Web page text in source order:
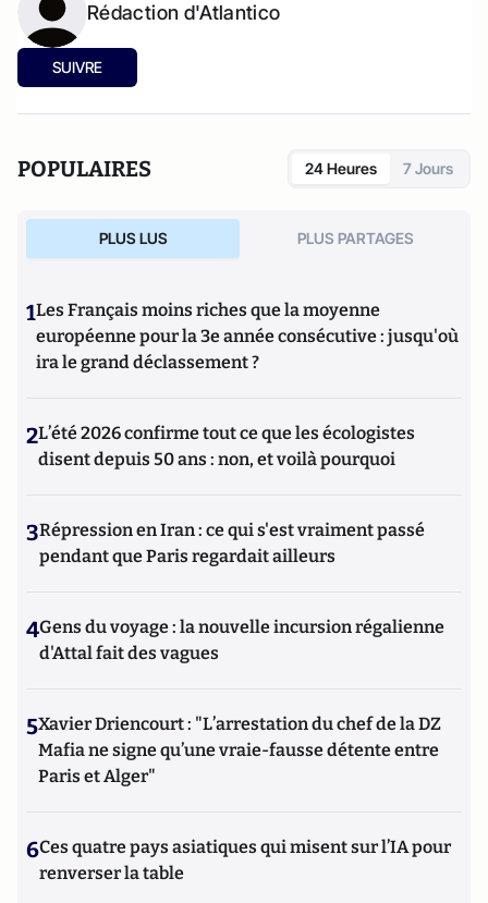
Rédaction d'Atlantico
SUIVRE
POPULAIRES 24 Heures 7 Jours
PLUS LUS PLUS PARTAGES
1Les Français moins riches que la moyenne
européenne pour la 3e année consécutive : jusqu'où
ira le grand déclassement ?
2L’été 2026 confirme tout ce que les écologistes
disent depuis 50 ans : non, et voilà pourquoi
3Répression en Iran : ce qui s'est vraiment passé
pendant que Paris regardait ailleurs
4Gens du voyage : la nouvelle incursion régalienne
d'Attal fait des vagues
5Xavier Driencourt : "L’arrestation du chef de la DZ
Mafia ne signe qu’une vraie-fausse détente entre
Paris et Alger"
6Ces quatre pays asiatiques qui misent sur l’IA pour
renverser la table